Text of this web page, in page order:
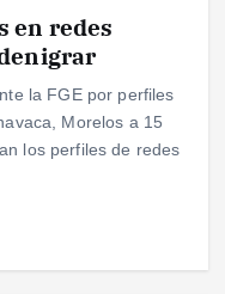
en redes
la FGE por perfiles
Morelos a 15
los perfiles de redes